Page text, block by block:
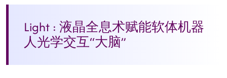
Light : 液晶全息术赋能软体机器
人光学交互“大脑”